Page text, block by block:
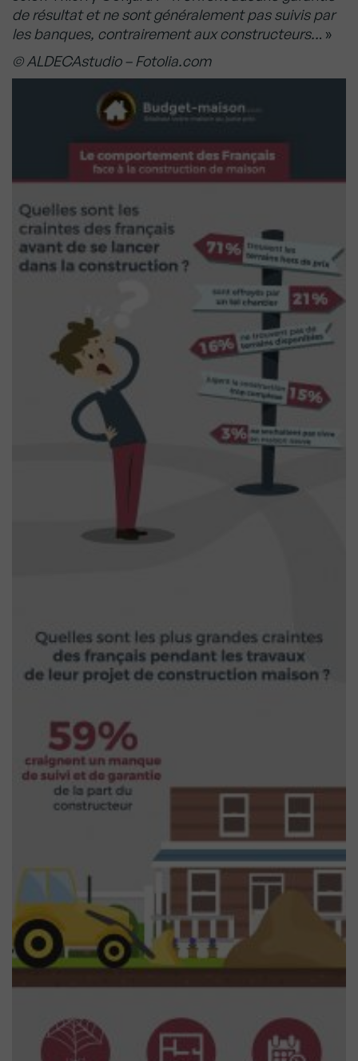
de résultat et ne sont généralement pas suivis par
les banques, contrairement aux constructeurs... »
© ALDECAstudio – Fotolia.com